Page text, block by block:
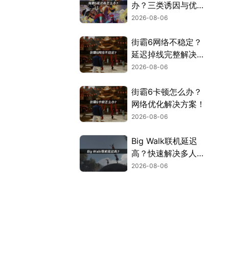
办？三类诱因与优化
解决方案！
2026-08-06
街霸6网络不稳定？
延迟掉线完整解决指
南！
2026-08-06
街霸6卡顿怎么办？
网络优化解决方案！
2026-08-06
Big Walk联机延迟
高？快速解决多人联
机卡顿问题！
2026-08-06